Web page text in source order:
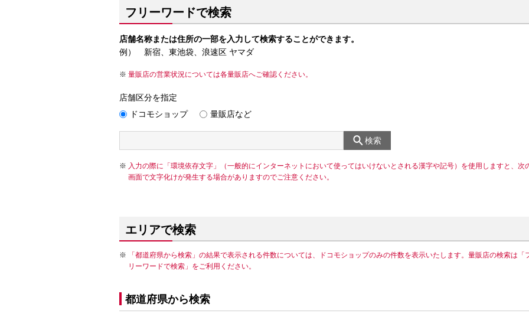
フリーワードで検索
店舗名称または住所の一部を入力して検索することができます。
例） 新宿、東池袋、浪速区 ヤマダ
量販店の営業状況については各量販店へご確認ください。
店舗区分を指定
ドコモショップ
量販店など
検索
入力の際に「環境依存文字」（一般的にインターネットにおいて使ってはいけないとされる漢字や記号）を使用しますと、次
画面で文字化けが発生する場合がありますのでご注意ください。
エリアで検索
「都道府県から検索」の結果で表示される件数については、ドコモショップのみの件数を表示いたします。量販店の検索は「
リーワードで検索」をご利用ください。
都道府県から検索